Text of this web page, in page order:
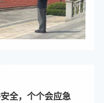
全，个个会应急